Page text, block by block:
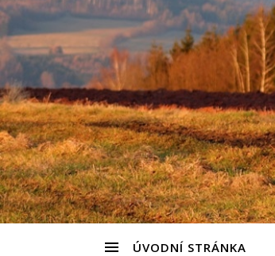
ÚVODNÍ STRÁNKA